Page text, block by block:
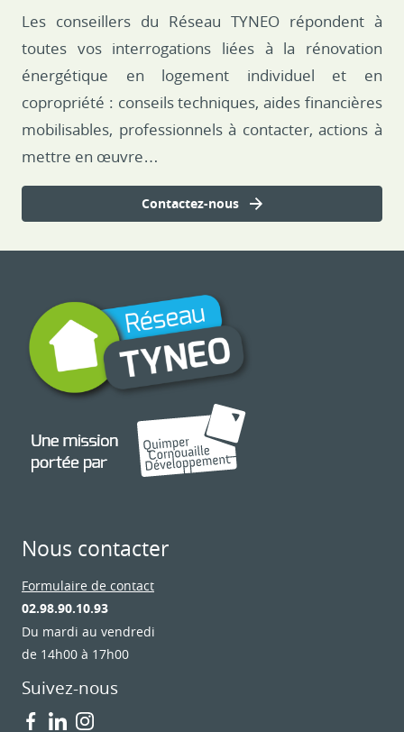
Les conseillers du Réseau TYNEO répondent à
toutes vos interrogations liées à la rénovation
énergétique en logement individuel et en
copropriété : conseils techniques, aides financières
mobilisables, professionnels à contacter, actions à
mettre en œuvre…
Contactez-nous
Nous contacter
Formulaire de contact
02.98.90.10.93
Du mardi au vendredi
de 14h00 à 17h00
Suivez-nous